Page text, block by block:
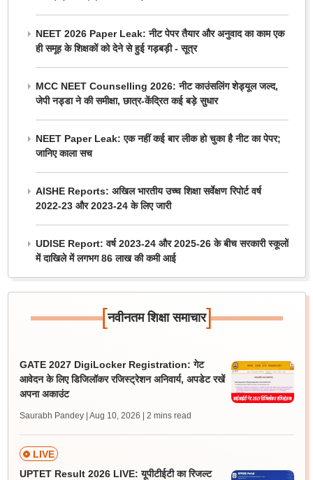
NEET 2026 Paper Leak: नीट पेपर तैयार और अनुवाद का काम एक
ही समूह के शिक्षकों को देने से हुई गड़बड़ी - सूत्र
MCC NEET Counselling 2026: नीट काउंसलिंग शेड्यूल जल्द,
जेपी नड्डा ने की समीक्षा, छात्र-केंद्रित कई बड़े सुधार
NEET Paper Leak: एक नहीं कई बार लीक हो चुका है नीट का पेपर;
जानिए काला सच
AISHE Reports: अखिल भारतीय उच्च शिक्षा सर्वेक्षण रिपोर्ट वर्ष
2022-23 और 2023-24 के लिए जारी
UDISE Report: वर्ष 2023-24 और 2025-26 के बीच सरकारी स्कूलों
में दाखिले में लगभग 86 लाख की कमी आई
[नवीनतम शिक्षा समाचार]
GATE 2027 DigiLocker Registration: गेट
आवेदन के लिए डिजिलॉकर रजिस्ट्रेशन अनिवार्य, अपडेट रखें
अपना अकाउंट
Saurabh Pandey | Aug 10, 2026 | 2 mins read
LIVE
UPTET Result 2026 LIVE: यूपीटीईटी का रिजल्ट